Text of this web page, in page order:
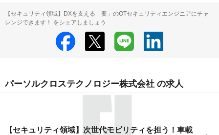
【セキュリティ領域】DXを支える「要」のOTセキュリティエンジニアにチャ
レンジできます！ をシェアしましょう
パーソルクロステクノロジー株式会社 の求人
【セキュリティ領域】次世代モビリティを担う！車載